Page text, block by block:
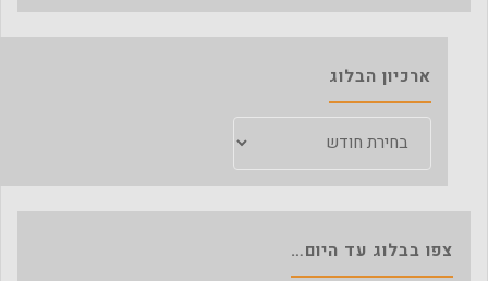
ארכיון הבלוג
צפו בבלוג עד היום…